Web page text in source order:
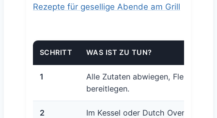
Rezepte für gesellige Abende am Grill
SCHRITT WAS IST ZU TUN?
1
Alle Zutaten abwiegen, Fleisch
bereitlegen.
2
Im Kessel oder Dutch Oven Öl